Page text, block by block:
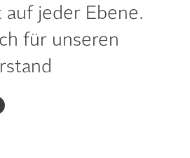
jeder Ebene.
für unseren